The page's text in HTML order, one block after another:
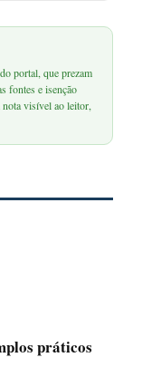
portal, que prezam
fontes e isenção
visível ao leitor,
práticos